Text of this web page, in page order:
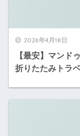
2026年4月18日
【最安】マンド
折りたたみトラ